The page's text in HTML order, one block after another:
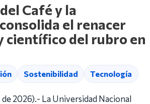
Café y la
el renacer
científico del rubro en
Sostenibilidad Tecnología
de 2026).- La Universidad Nacional